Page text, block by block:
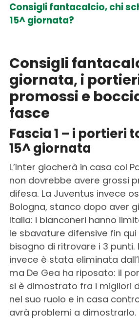
Consigli fantacalcio, chi
15^ giornata?
Consigli
giornata, i
promossi e
fasce
Fascia 1 – i portieri
15^ giornata
L’Inter giocherà in casa col
non dovrebbe avere grossi
difesa. La Juventus invece
Bologna, stanco dopo aver
Italia: i bianconeri hanno
le sbavature difensive fin
bisogno di ritrovare i 3 punti.
invece è stata eliminata
ma De Gea ha riposato: il
si è dimostrato fra i migliori
nel suo ruolo e in casa
avrà problemi a dimostrarlo.